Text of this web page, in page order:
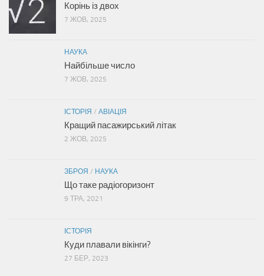
Корінь із двох
7 ЖОВ, 2025
НАУКА
Найбільше число
7 ЖОВ, 2025
ІСТОРІЯ / АВІАЦІЯ
Кращий пасажирський літак
2 ЖОВ, 2025
ЗБРОЯ / НАУКА
Що таке радіогоризонт
9 ТРА, 2021
ІСТОРІЯ
Куди плавали вікінги?
27 БЕР, 2023